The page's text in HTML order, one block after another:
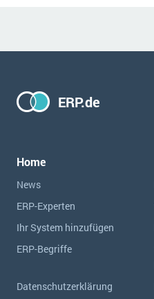
ERP.de
Home
News
ERP-Experten
Ihr System hinzufügen
ERP-Begriffe
Datenschutzerklärung